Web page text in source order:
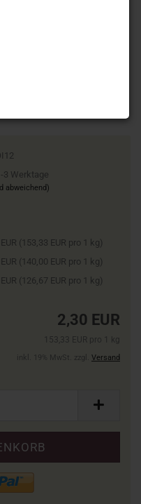
3 Werktage
abweichend)
(153,33 EUR pro 1 kg)
(140,00 EUR pro 1 kg)
(126,67 EUR pro 1 kg)
2,30 EUR
153,33 EUR pro 1 kg
inkl. 19% MwSt. zzgl. Versand